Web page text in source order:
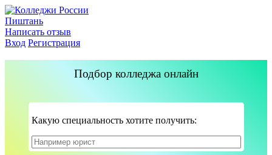
Пиштань
Написать отзыв
Вход Регистрация
Подбор колледжа онлайн
Какую специальность хотите получить: